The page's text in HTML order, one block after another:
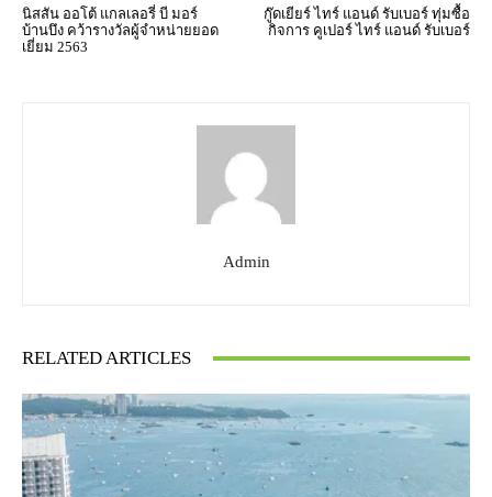
นิสสัน ออโต้ แกลเลอรี่ บี มอร์
บ้านบึง คว้ารางวัลผู้จำหน่ายยอด
เยี่ยม 2563
กู๊ดเยียร์ ไทร์ แอนด์ รับเบอร์ ทุ่มซื้อ
กิจการ คูเปอร์ ไทร์ แอนด์ รับเบอร์
Admin
RELATED ARTICLES